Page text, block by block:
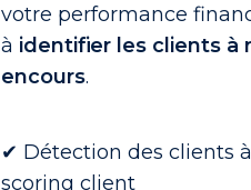
votre performance
à identifier les clients à
encours.
✔ Détection des clients
scoring client